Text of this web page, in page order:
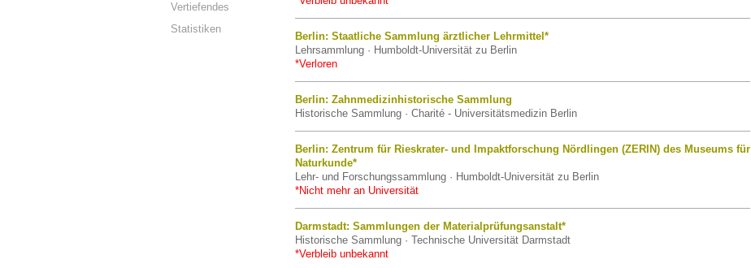
Vertiefendes
Statistiken
Berlin: Staatliche Sammlung ärztlicher Lehrmittel*
Lehrsammlung · Humboldt-Universität zu Berlin
*Verloren
Berlin: Zahnmedizinhistorische Sammlung
Historische Sammlung · Charité - Universitätsmedizin Berlin
Berlin: Zentrum für Rieskrater- und Impaktforschung Nördlingen (ZERIN) des Museums für
Naturkunde*
Lehr- und Forschungssammlung · Humboldt-Universität zu Berlin
*Nicht mehr an Universität
Darmstadt: Sammlungen der Materialprüfungsanstalt*
Historische Sammlung · Technische Universität Darmstadt
*Verbleib unbekannt